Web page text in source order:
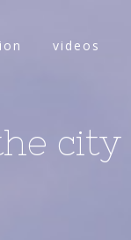
videos
city